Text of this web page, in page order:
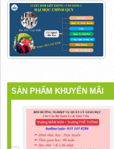
SẢN PHẨM KHUYẾN MÃI